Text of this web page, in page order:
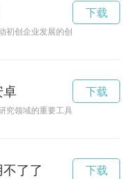
初创企业发展的创新平台，通过
下载
卓
究领域的重要工具，通过它科学
下载
了了 下载